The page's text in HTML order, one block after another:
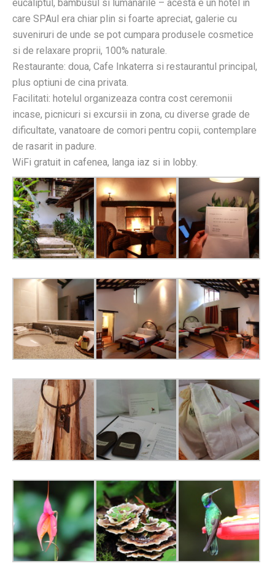
eucaliptul, bambusul si lumanarile – acesta e un hotel in
care SPAul era chiar plin si foarte apreciat, galerie cu
suveniruri de unde se pot cumpara produsele cosmetice
si de relaxare proprii, 100% naturale.
Restaurante: doua, Cafe Inkaterra si restaurantul principal,
plus optiuni de cina privata.
Facilitati: hotelul organizeaza contra cost ceremonii
incase, picnicuri si excursii in zona, cu diverse grade de
dificultate, vanatoare de comori pentru copii, contemplare
de rasarit in padure.
WiFi gratuit in cafenea, langa iaz si in lobby.